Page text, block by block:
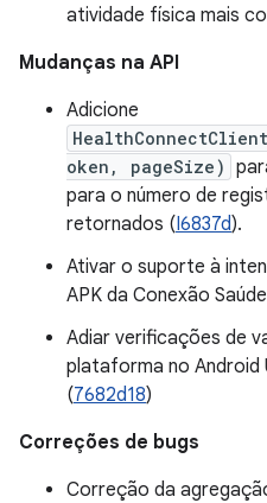
atividade física mais
Mudanças na API
Adicione
oken, pageSize)
para o número de
retornados (I6837d).
Ativar o suporte à
APK da Conexão
Adiar verificações de
plataforma no Android
(7682d18)
Correções de bugs
Correção da